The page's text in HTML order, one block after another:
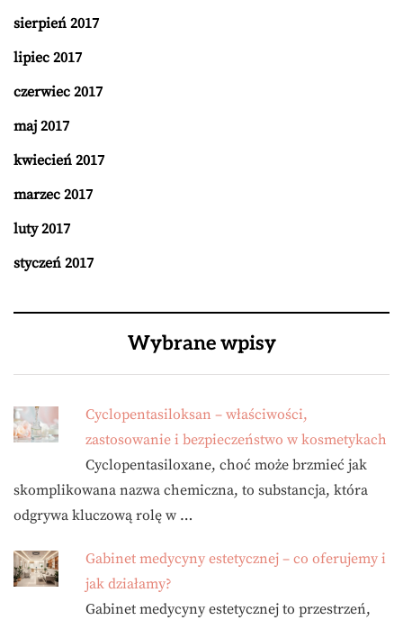
sierpień 2017
lipiec 2017
czerwiec 2017
maj 2017
kwiecień 2017
marzec 2017
luty 2017
styczeń 2017
Wybrane wpisy
Cyclopentasiloksan – właściwości,
zastosowanie i bezpieczeństwo w kosmetykach
Cyclopentasiloxane, choć może brzmieć jak
skomplikowana nazwa chemiczna, to substancja, która
odgrywa kluczową rolę w …
Gabinet medycyny estetycznej – co oferujemy i
jak działamy?
Gabinet medycyny estetycznej to przestrzeń,